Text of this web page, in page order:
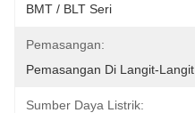
BMT / BLT Seri
Pemasangan:
Pemasangan Di Langit-Langit
Sumber Daya Listrik: